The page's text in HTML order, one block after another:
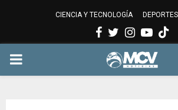
CIENCIA Y TECNOLOGÍA DEPORTES
Facebook
Twitter
PRIMARY